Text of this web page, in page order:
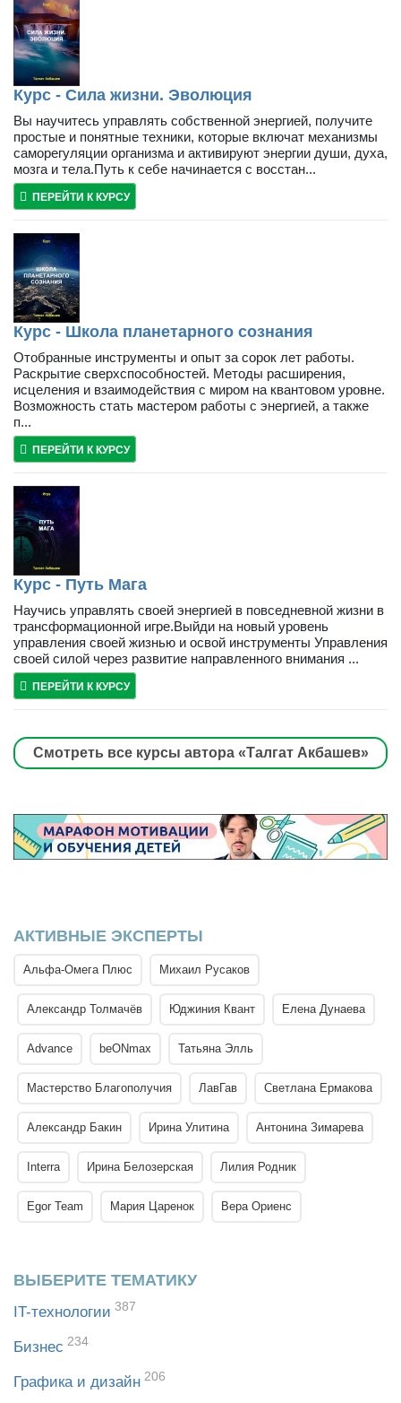
Курс - Сила жизни. Эволюция
Вы научитесь управлять собственной энергией, получите
простые и понятные техники, которые включат механизмы
саморегуляции организма и активируют энергии души, духа,
мозга и тела.Путь к себе начинается с восстан...
ПЕРЕЙТИ К КУРСУ
Курс - Школа планетарного сознания
Отобранные инструменты и опыт за сорок лет работы.
Раскрытие сверхспособностей. Методы расширения,
исцеления и взаимодействия с миром на квантовом уровне.
Возможность стать мастером работы с энергией, а также
п...
ПЕРЕЙТИ К КУРСУ
Курс - Путь Мага
Научись управлять своей энергией в повседневной жизни в
трансформационной игре.Выйди на новый уровень
управления своей жизнью и освой инструменты Управления
своей силой через развитие направленного внимания ...
ПЕРЕЙТИ К КУРСУ
Смотреть все курсы автора «Талгат Акбашев»
АКТИВНЫЕ ЭКСПЕРТЫ
Альфа-Омега Плюс Михаил Русаков
Александр Толмачёв Юджиния Квант Елена Дунаева
Advance beONmax Татьяна Элль
Мастерство Благополучия ЛавГав Светлана Ермакова
Александр Бакин Ирина Улитина Антонина Зимарева
Interra Ирина Белозерская Лилия Родник
Egor Team Мария Царенок Вера Ориенс
ВЫБЕРИТЕ ТЕМАТИКУ
IT-технологии 387
Бизнес 234
Графика и дизайн 206